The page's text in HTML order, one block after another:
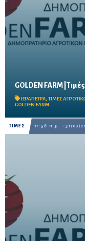
GOLDEN FARM
ΙΕΡΑΠΕΤΡΑ,ΤΙΜΕΣ
GOLDEN FARM
Δείτε τις σημερινές
ΤΙΜΕΣ 11:58 π.μ. - 31/07/